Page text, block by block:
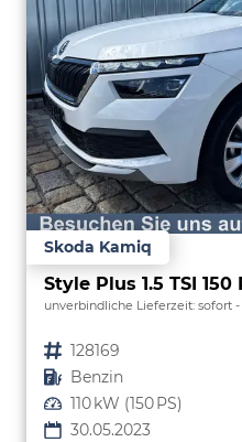
Skoda Kamiq
unverbindliche Lieferzeit: sofort
Fahrzeugnr. 128169
Kraftstoff Benzin
Leistung 110 kW (150 PS)
30.05.2023